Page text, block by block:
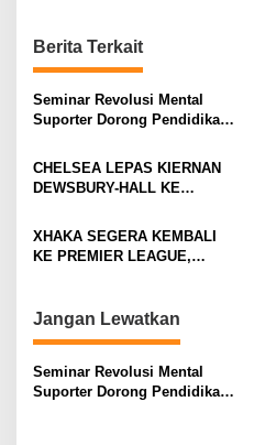
n
a
v
g
a
t
i
n
Berita Terkait
Seminar Revolusi Mental
Suporter Dorong Pendidikan
CHELSEA LEPAS KIERNAN
DEWSBURY-HALL KE
SANG GELANDANG DIMULAI
XHAKA SEGERA KEMBALI
KE PREMIER LEAGUE,
Jangan Lewatkan
Seminar Revolusi Mental
Suporter Dorong Pendidikan